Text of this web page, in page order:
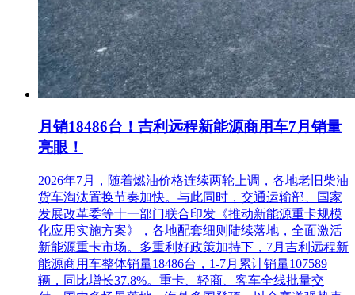
月销18486台！吉利远程新能源商用车7月销量
亮眼！
2026年7月，随着燃油价格连续两轮上调，各地老旧柴油
货车淘汰置换节奏加快。与此同时，交通运输部、国家
发展改革委等十一部门联合印发《推动新能源重卡规模
化应用实施方案》，各地配套细则陆续落地，全面激活
新能源重卡市场。多重利好政策加持下，7月吉利远程新
能源商用车整体销量18486台，1-7月累计销量107589
辆，同比增长37.8%。重卡、轻商、客车全线批量交